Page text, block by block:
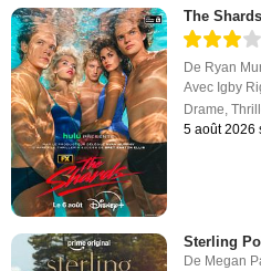
The Shards
De Ryan
Avec Igby
Drame,
5 août 2026
Sterling
De Megan